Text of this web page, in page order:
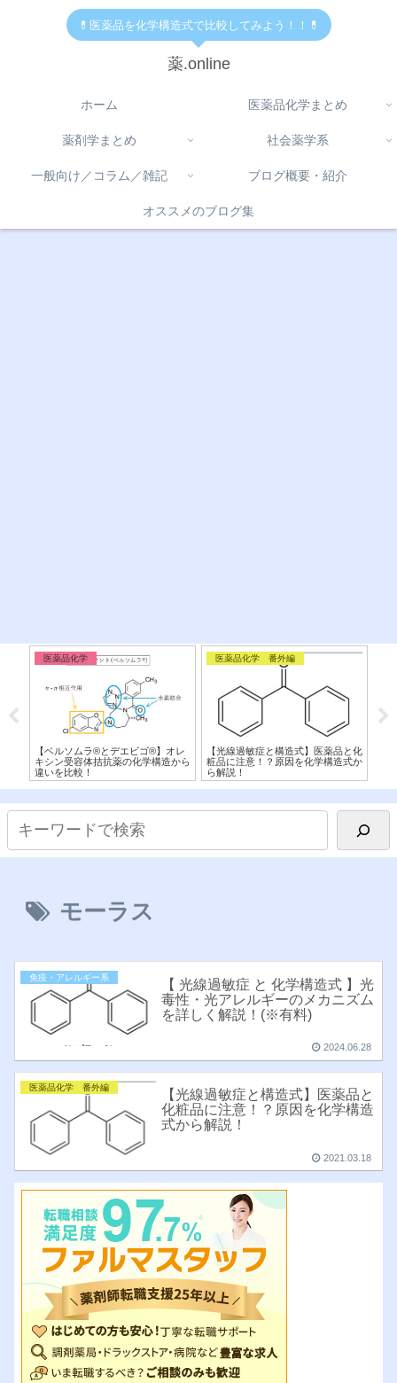
💊医薬品を化学構造式で比較してみよう！！💊
薬.online
ホーム 医薬品化学まとめ
薬剤学まとめ 社会薬学系
一般向け／コラム／雑記 ブログ概要・紹介
オススメのブログ集
医薬品化学
【ベルソムラ®︎とデエビゴ®︎】オレ
キシン受容体拮抗薬の化学構造から
違いを比較！
医薬品化学 番外編
【光線過敏症と構造式】医薬品と化
粧品に注意！？原因を化学構造式か
ら解説！
モーラス
免疫・アレルギー系
【 光線過敏症 と 化学構造式 】光
毒性・光アレルギーのメカニズム
を詳しく解説！(※有料)
2024.06.28
医薬品化学 番外編
【光線過敏症と構造式】医薬品と
化粧品に注意！？原因を化学構造
式から解説！
2021.03.18